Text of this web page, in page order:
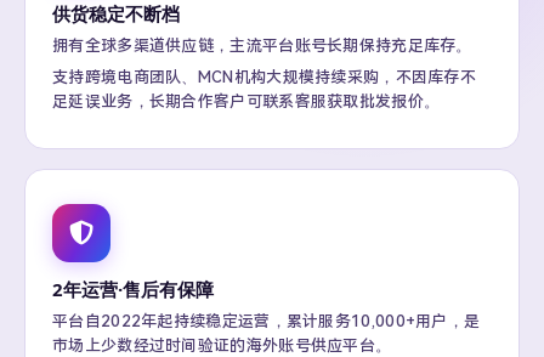
供货稳定不断档
拥有全球多渠道供应链，主流平台账号长期保持充足库存。
支持跨境电商团队、MCN机构大规模持续采购，不因库存不
足延误业务，长期合作客户可联系客服获取批发报价。
2年运营·售后有保障
平台自2022年起持续稳定运营，累计服务10,000+用户，是
市场上少数经过时间验证的海外账号供应平台。